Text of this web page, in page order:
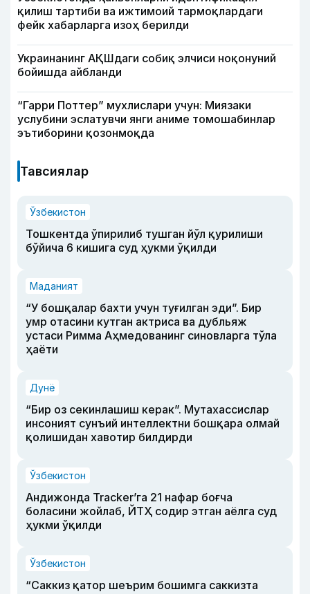
қилиш тартиби ва ижтимоий тармоқлардаги
фейк хабарларга изоҳ берилди
Украинанинг АҚШдаги собиқ элчиси ноқонуний
бойишда айбланди
“Гарри Поттер” мухлислари учун: Миязаки
услубини эслатувчи янги аниме томошабинлар
эътиборини қозонмоқда
Тавсиялар
Ўзбекистон
Тошкентда ўпирилиб тушган йўл қурилиши
бўйича 6 кишига суд ҳукми ўқилди
Маданият
“У бошқалар бахти учун туғилган эди”. Бир
умр отасини кутган актриса ва дубльяж
устаси Римма Аҳмедованинг синовларга тўла
ҳаёти
Дунё
“Бир оз секинлашиш керак”. Мутахассислар
инсоният сунъий интеллектни бошқара олмай
қолишидан хавотир билдирди
Ўзбекистон
Андижонда Tracker’га 21 нафар боғча
боласини жойлаб, ЙТҲ содир этган аёлга суд
ҳукми ўқилди
Ўзбекистон
“Саккиз қатор шеърим бошимга саккизта